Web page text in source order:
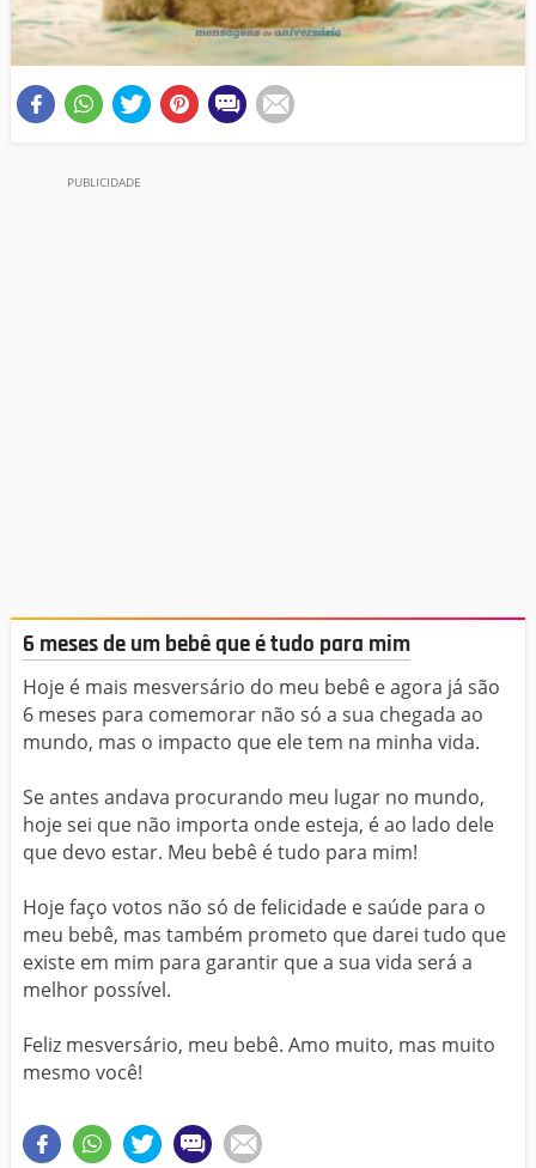
6 meses de um bebê que é tudo para mim
Hoje é mais mesversário do meu bebê e agora já são
6 meses para comemorar não só a sua chegada ao
mundo, mas o impacto que ele tem na minha vida.
Se antes andava procurando meu lugar no mundo,
hoje sei que não importa onde esteja, é ao lado dele
que devo estar. Meu bebê é tudo para mim!
Hoje faço votos não só de felicidade e saúde para o
meu bebê, mas também prometo que darei tudo que
existe em mim para garantir que a sua vida será a
melhor possível.
Feliz mesversário, meu bebê. Amo muito, mas muito
mesmo você!